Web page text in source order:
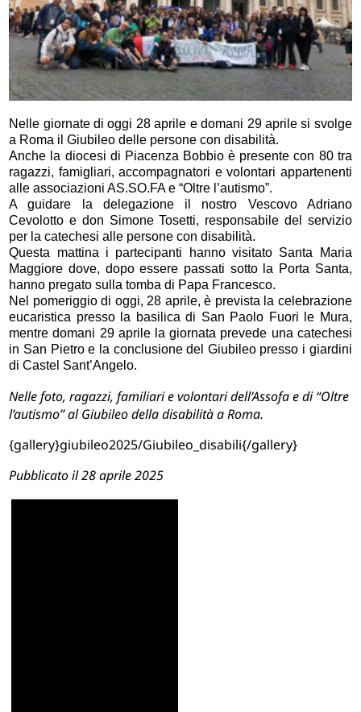
Nelle giornate di oggi 28 aprile e domani 29 aprile si svolge
a Roma il Giubileo delle persone con disabilità.
Anche la diocesi di Piacenza Bobbio è presente con 80 tra
ragazzi, famigliari, accompagnatori e volontari appartenenti
alle associazioni AS.SO.FA e “Oltre l’autismo”.
A guidare la delegazione il nostro Vescovo Adriano
Cevolotto e don Simone Tosetti, responsabile del servizio
per la catechesi alle persone con disabilità.
Questa mattina i partecipanti hanno visitato Santa Maria
Maggiore dove, dopo essere passati sotto la Porta Santa,
hanno pregato sulla tomba di Papa Francesco.
Nel pomeriggio di oggi, 28 aprile, è prevista la celebrazione
eucaristica presso la basilica di San Paolo Fuori le Mura,
mentre domani 29 aprile la giornata prevede una catechesi
in San Pietro e la conclusione del Giubileo presso i giardini
di Castel Sant’Angelo.
Nelle foto, ragazzi, familiari e volontari dell’Assofa e di “Oltre
l’autismo” al Giubileo della disabilità a Roma.
{gallery}giubileo2025/Giubileo_disabili{/gallery}
Pubblicato il 28 aprile 2025